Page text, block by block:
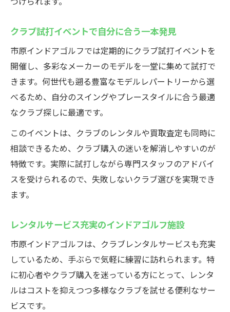
クラブ試打イベントで自分に合う一本発見
市原インドアゴルフでは定期的にクラブ試打イベントを
開催し、多彩なメーカーのモデルを一堂に集めて試打で
きます。何世代も遡る豊富なモデルレパートリーから選
べるため、自分のスイングやプレースタイルに合う最適
なクラブ探しに最適です。
このイベントは、クラブのレンタルや買取査定も同時に
相談できるため、クラブ購入の迷いを解消しやすいのが
特徴です。実際に試打しながら専門スタッフのアドバイ
スを受けられるので、失敗しないクラブ選びを実現でき
ます。
レンタルサービス充実のインドアゴルフ施設
市原インドアゴルフは、クラブレンタルサービスも充実
しているため、手ぶらで気軽に練習に訪れられます。特
に初心者やクラブ購入を迷っている方にとって、レンタ
ルはコストを抑えつつ多様なクラブを試せる便利なサー
ビスです。